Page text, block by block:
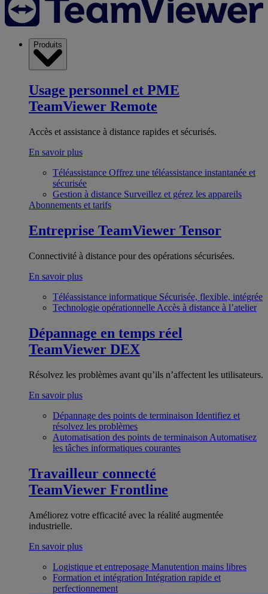
Produits
Usage personnel et PME
TeamViewer Remote
Accès et assistance à distance rapides et sécurisés.
En savoir plus
Téléassistance Offrez une téléassistance instantanée et
sécurisée
Gestion à distance Surveillez et gérez les appareils
Abonnements et tarifs
Entreprise TeamViewer Tensor
Connectivité à distance pour des opérations sécurisées.
En savoir plus
Téléassistance informatique Sécurisée, flexible, intégrée
Technologie opérationnelle Accès à distance à l’atelier
Dépannage en temps réel
TeamViewer DEX
Résolvez les problèmes avant qu’ils n’affectent les utilisateurs.
En savoir plus
Dépannage des points de terminaison Identifiez et
résolvez les problèmes
Automatisation des points de terminaison Automatisez
les tâches informatiques courantes
Travailleur connecté
TeamViewer Frontline
Améliorez votre efficacité avec la réalité augmentée
industrielle.
En savoir plus
Logistique et entreposage Manutention mains libres
Formation et intégration Intégration rapide et
perfectionnement